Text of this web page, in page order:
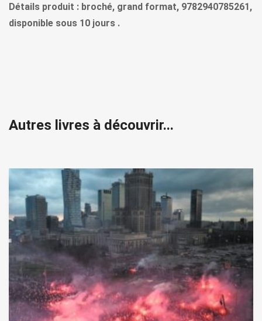
Détails produit : broché, grand format, 9782940785261,
disponible sous 10 jours .
Autres livres à découvrir...